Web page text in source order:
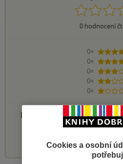
0hodnocení
0×
5
0×
4
0×
3
0×
2
0×
1
PŘIDEJTE SVÉ
Cookies a osobní